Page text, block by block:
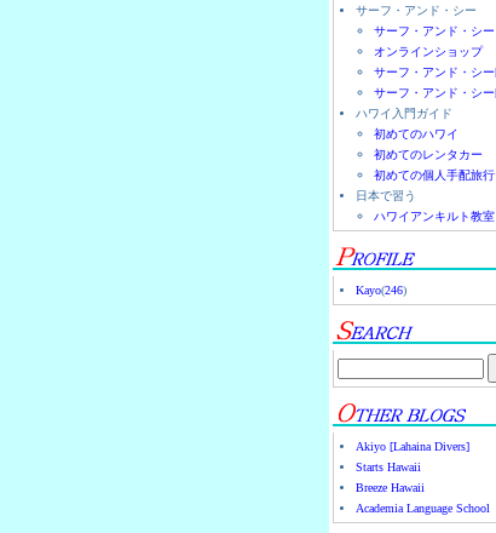
サーフ・アンド・シー
サーフ・アンド・シー
オンラインショップ
サーフ・アンド・シ
サーフ・アンド・シ
ハワイ入門ガイド
初めてのハワイ
初めてのレンタカー
初めての個人手配旅行
日本で習う
ハワイアンキルト教室
Kayo(246)
Akiyo [Lahaina Divers]
Starts Hawaii
Breeze Hawaii
Academia Language School